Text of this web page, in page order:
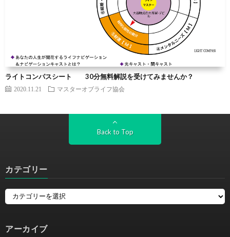
ライトコンパスシート 30分無料解説を受けてみませんか？
2020.11.21 マスターオブライフ協会
Back to Top
カテゴリー
アーカイブ